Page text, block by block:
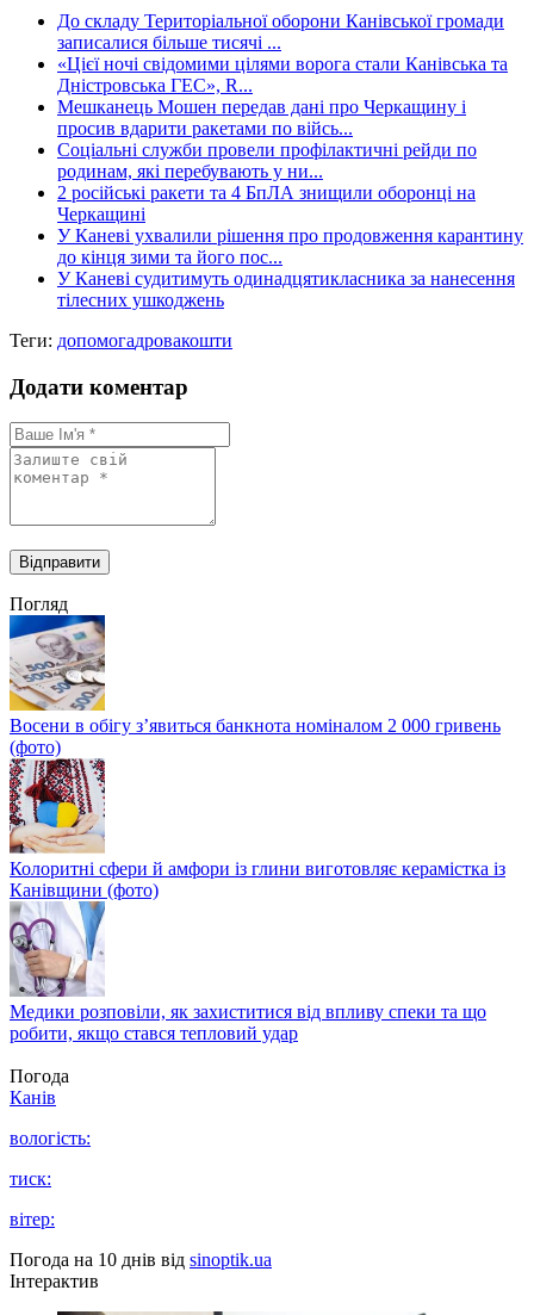
До складу Територіальної оборони Канівської громади
записалися більше тисячі ...
«Цієї ночі свідомими цілями ворога стали Канівська та
Дністровська ГЕС», R...
Мешканець Мошен передав дані про Черкащину і
просив вдарити ракетами по війсь...
Соціальні служби провели профілактичні рейди по
родинам, які перебувають у ни...
2 російські ракети та 4 БпЛА знищили оборонці на
Черкащині
У Каневі ухвалили рішення про продовження карантину
до кінця зими та його пос...
У Каневі судитимуть одинадцятикласника за нанесення
тілесних ушкоджень
Теги: допомогадровакошти
Додати коментар
Погляд
Восени в обігу з’явиться банкнота номіналом 2 000 гривень
(фото)
Колоритні сфери й амфори із глини виготовляє керамістка із
Канівщини (фото)
Медики розповіли, як захиститися від впливу спеки та що
робити, якщо стався тепловий удар
Погода
Канів
вологість:
тиск:
вітер:
Погода на 10 днів від sinoptik.ua
Інтерактив